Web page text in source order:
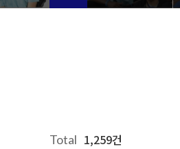
Total 1,259건